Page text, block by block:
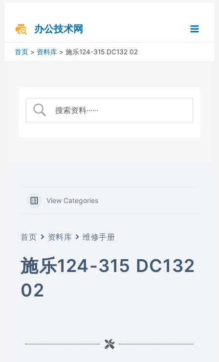
办公技术网
Menu
首页 资料库 施乐124-315 DC132 02
View Categories
首页 资料库 维修手册
施乐124-315 DC132
02